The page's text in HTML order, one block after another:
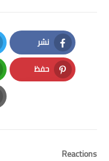
نشر
Facebook
حفظ
Pinterest
Reactions